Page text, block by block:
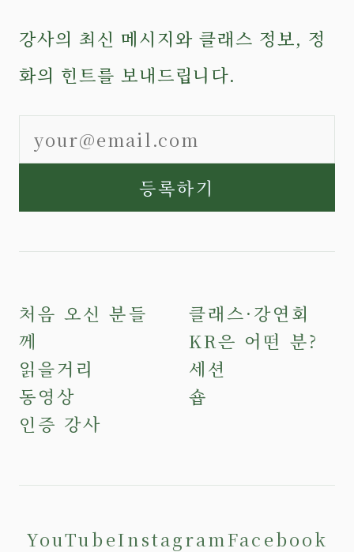
강사의 최신 메시지와 클래스 정보, 정
화의 힌트를 보내드립니다.
등록하기
처음 오신 분들
께
읽을거리
동영상
인증 강사
클래스·강연회
KR은 어떤 분?
세션
숍
YouTubeInstagramFacebook